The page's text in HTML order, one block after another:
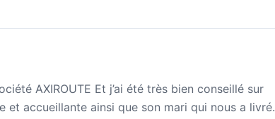
AXIROUTE Et j’ai été très bien conseillé sur
accueillante ainsi que son mari qui nous a livré.